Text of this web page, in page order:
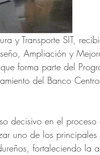
y Transporte SIT,
Ampliación y
forma parte del
del Banco
decisivo en el
uno de los
fortaleciendo la